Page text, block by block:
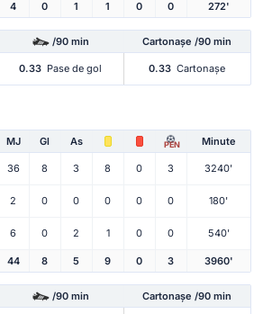
4 0 1 1 0 0 272'
/90 min Cartonașe /90 min
0.33 Pase de gol 0.33 Cartonașe
MJ Gl As PEN Minute
36 8 3 8 0 3 3240'
2 0 0 0 0 0 180'
6 0 2 1 0 0 540'
44 8 5 9 0 3 3960'
/90 min Cartonașe /90 min